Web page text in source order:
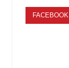
FACEBOOK